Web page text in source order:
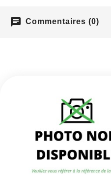
chat Commentaires (0)